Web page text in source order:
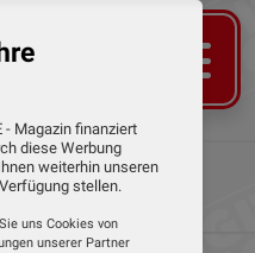
Doorbell vor -
- Magazin finanziert
diese Werbung
weiterhin unseren
stellen.
uns Cookies von
unserer Partner